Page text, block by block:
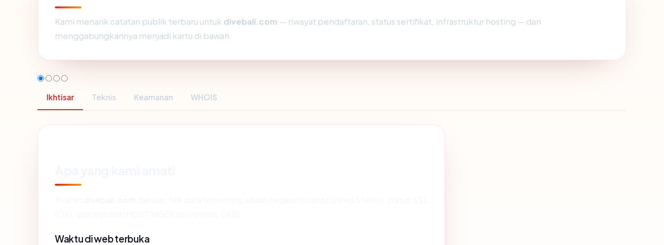
Kami menarik catatan publik terbaru untuk divebali.com — riwayat pendaftaran, status sertifikat, infrastruktur hosting — dan
menggabungkannya menjadi kartu di bawah.
Ikhtisar Teknis Keamanan WHOIS
Waktu di web terbuka